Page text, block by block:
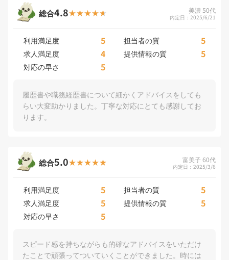
総合4.8 美濃 50代
内定日：2025/6/21
利用満足度 5 担当者の質 5
求人満足度 4 提供情報の質 5
対応の早さ 5
履歴書や職務経歴書について細かくアドバイスをしても
らい大変助かりました。丁寧な対応にとても感謝してお
ります。
総合5.0 富美子 60代
内定日：2025/3/6
利用満足度 5 担当者の質 5
求人満足度 5 提供情報の質 5
対応の早さ 5
スピード感を持ちながらも的確なアドバイスをいただけ
たことで頑張ってついていくことができました。時には